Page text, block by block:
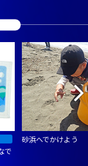
で
砂浜へでかけよう